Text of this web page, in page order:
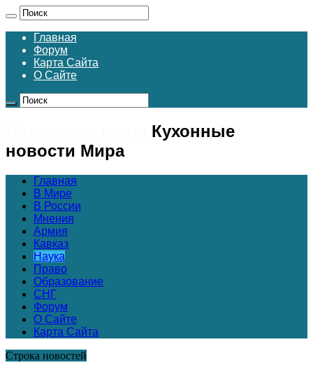
Главная
Форум
Карта Сайта
О Сайте
Кухонные
новости Мира
Главная
В Мире
В России
Мнения
Армия
Кавказ
Наука
Право
Образование
СНГ
Форум
О Сайте
Карта Сайта
Строка новостей